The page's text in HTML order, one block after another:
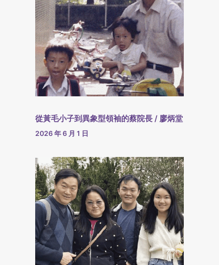
從黃毛小子到異象型領袖的蔡院長 / 廖炳堂
2026 年 6 月 1 日